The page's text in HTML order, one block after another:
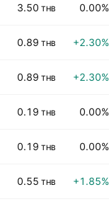
3.50 THB 0.00%
0.89 THB +2.30%
0.89 THB +2.30%
0.19 THB 0.00%
0.19 THB 0.00%
0.55 THB +1.85%